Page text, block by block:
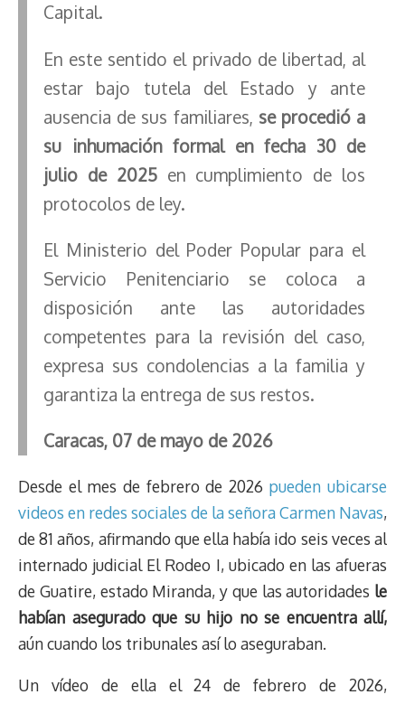
Capital.
En este sentido el privado de libertad, al
estar bajo tutela del Estado y ante
ausencia de sus familiares, se procedió a
su inhumación formal en fecha 30 de
julio de 2025en cumplimiento de los
protocolos de ley.
El Ministerio del Poder Popular para el
Servicio Penitenciario se coloca a
disposición ante las autoridades
competentes para la revisión del caso,
expresa sus condolencias a la familia y
garantiza la entrega de sus restos.
Caracas, 07 de mayo de 2026
Desde el mes de febrero de 2026 pueden ubicarse
videos en redes sociales de la señora Carmen Navas,
de 81 años, afirmando que ella había ido seis veces al
internado judicial El Rodeo I, ubicado en las afueras
de Guatire, estado Miranda, y que las autoridades le
habían asegurado que su hijo no se encuentra allí,
aún cuando los tribunales así lo aseguraban.
Un vídeo de ella el 24 de febrero de 2026,